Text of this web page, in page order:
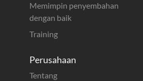
Memimpin penyembahan
dengan baik
Training
Perusahaan
Tentang